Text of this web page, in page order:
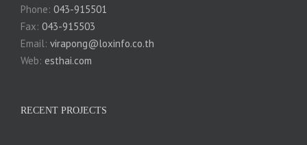
Phone: 043-915501
Fax: 043-915503
Email: virapong@loxinfo.co.th
Web: esthai.com
RECENT PROJECTS